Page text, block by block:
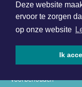
Deze website
ervoor te zorgen
op onze website
Ik
voorbehouden
Algemene voorwaarden
Disclaimer